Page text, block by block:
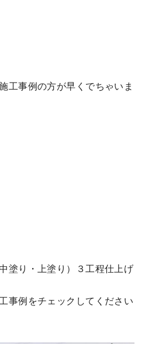
工事例の方が早くでちゃいま
塗り・上塗り）３工程仕上げ
事例をチェックしてください